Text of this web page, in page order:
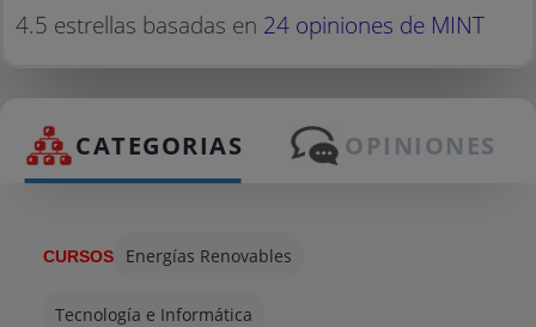
4.5 estrellas basadas en 24 opiniones de MINT
CATEGORIAS OPINIONES
CURSOS Energías Renovables
Tecnología e Informática